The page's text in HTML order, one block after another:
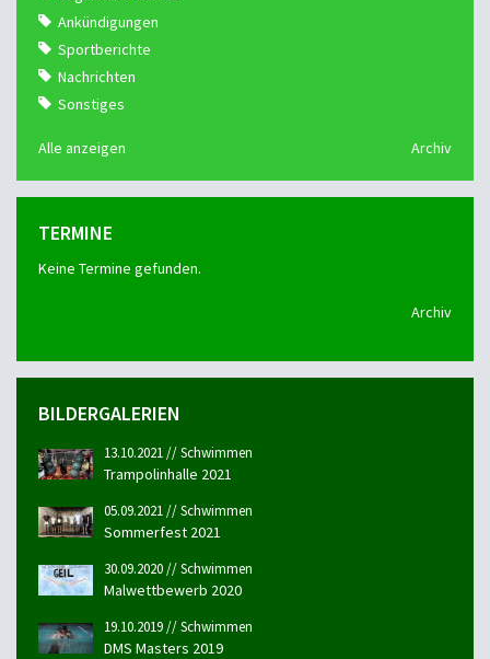
Ankündigungen
Sportberichte
Nachrichten
Sonstiges
Alle anzeigen Archiv
TERMINE
Keine Termine gefunden.
Archiv
BILDERGALERIEN
13.10.2021 // Schwimmen
Trampolinhalle 2021
05.09.2021 // Schwimmen
Sommerfest 2021
30.09.2020 // Schwimmen
Malwettbewerb 2020
19.10.2019 // Schwimmen
DMS Masters 2019